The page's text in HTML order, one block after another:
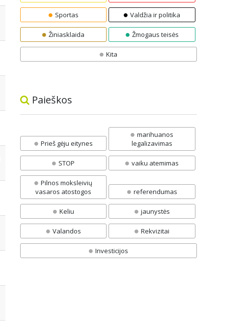
Sportas Valdžia ir politika
Žiniasklaida Žmogaus teisės
Kita
Paieškos
Prieš gėju eitynes
marihuanos
legalizavimas
STOP vaiku atemimas
Pilnos moksleivių
vasaros atostogos
referendumas
Keliu jaunystės
Valandos Rekvizitai
Investicijos